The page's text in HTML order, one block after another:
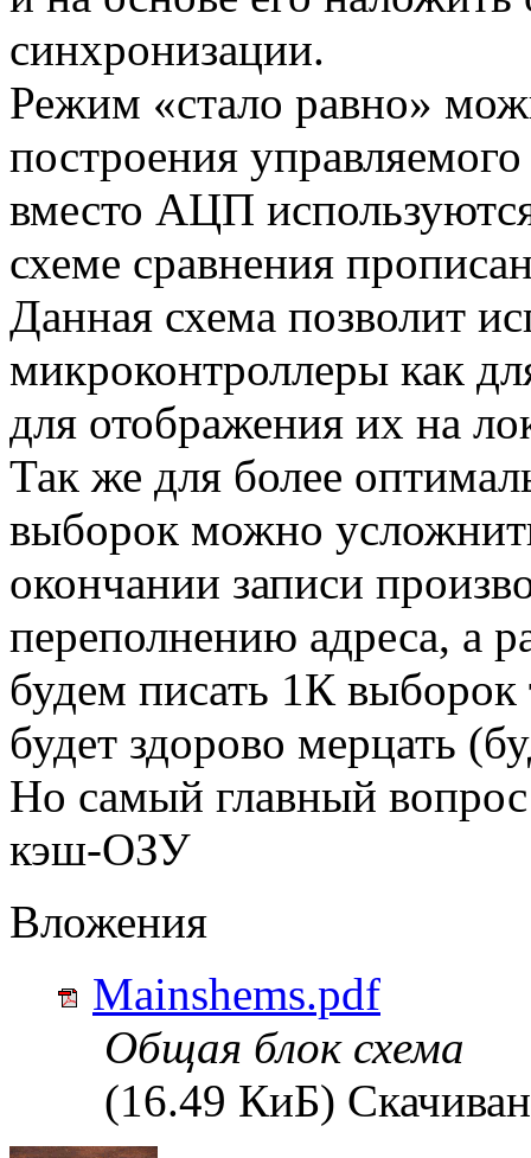
синхронизации.
Режим «стало равно»
построения
вместо АЦП
схеме сравнения
Данная схема позволит
микроконтроллеры как
для отображения их на
Так же для более
выборок можно
окончании записи
переполнению адреса, а
будем писать 1К выборок
будет здорово мерцать
Но самый главный
кэш-ОЗУ
Вложения
Mainshems.pdf
Общая блок схема
(16.49 КиБ)